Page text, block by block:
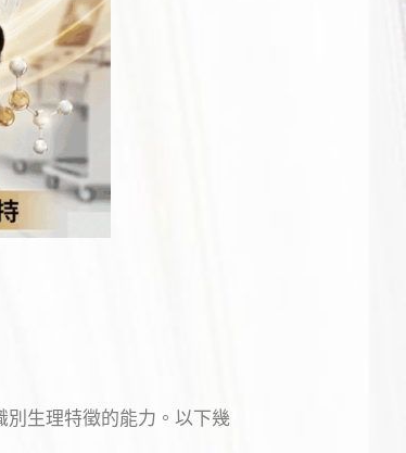
別生理特徵的能力。以下幾